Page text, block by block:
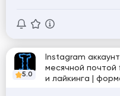
5.0
Instagram
месячной почтой
и лайкинга |